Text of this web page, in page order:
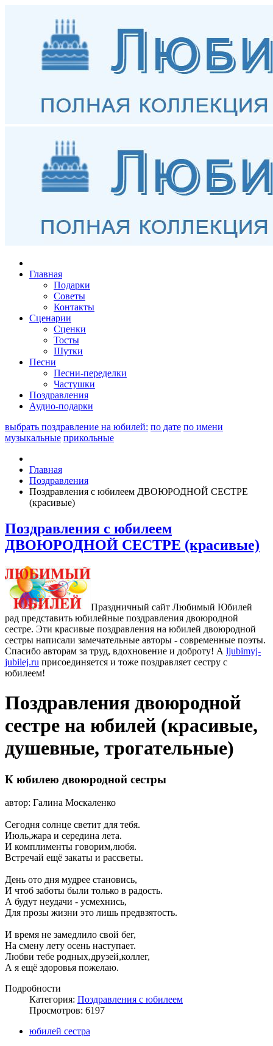
Главная
Подарки
Советы
Контакты
Сценарии
Сценки
Тосты
Шутки
Песни
Песни-переделки
Частушки
Поздравления
Аудио-подарки
выбрать поздравление на юбилей: по дате по имени
музыкальные прикольные
Главная
Поздравления
Поздравления с юбилеем ДВОЮРОДНОЙ СЕСТРЕ
(красивые)
Поздравления с юбилеем
ДВОЮРОДНОЙ СЕСТРЕ (красивые)
Праздничный сайт Любимый Юбилей
рад представить юбилейные поздравления двоюродной
сестре. Эти красивые поздравления на юбилей двоюродной
сестры написали замечательные авторы - современные поэты.
Спасибо авторам за труд, вдохновение и доброту! А ljubimyj-
jubilej.ru присоединяется и тоже поздравляет сестру с
юбилеем!
Поздравления двоюродной
сестре на юбилей (красивые,
душевные, трогательные)
К юбилею двоюродной сестры
автор: Галина Москаленко
Сегодня солнце светит для тебя.
Июль,жара и середина лета.
И комплименты говорим,любя.
Встречай ещё закаты и рассветы.
День ото дня мудрее становись,
И чтоб заботы были только в радость.
А будут неудачи - усмехнись,
Для прозы жизни это лишь предвзятость.
И время не замедлило свой бег,
На смену лету осень наступает.
Любви тебе родных,друзей,коллег,
А я ещё здоровья пожелаю.
Подробности
Категория: Поздравления с юбилеем
Просмотров: 6197
юбилей сестра